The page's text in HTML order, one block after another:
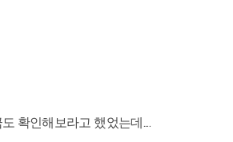
확인해보라고 했었는데....